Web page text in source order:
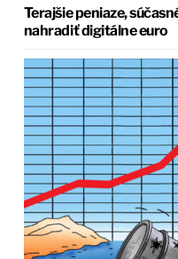
Terajšie peniaze,
nahradiť digitálne euro